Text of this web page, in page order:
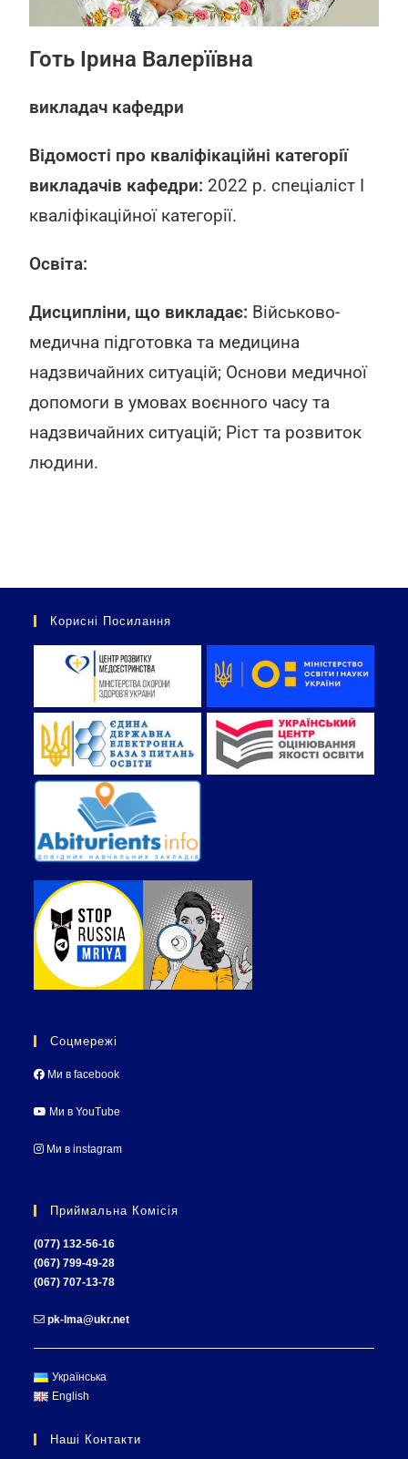
Готь Ірина Валерїївна
викладач кафедри
Відомості про кваліфікаційні категорії
викладачів кафедри: 2022 р. спеціаліст І
кваліфікаційної категорії.
Освіта:
Дисципліни, що викладає: Військово-
медична підготовка та медицина
надзвичайних ситуацій; Основи медичної
допомоги в умовах воєнного часу та
надзвичайних ситуацій; Ріст та розвиток
людини.
Корисні Посилання
Соцмережі
Ми в facebook
Ми в YouTube
Ми в instagram
Приймальна Комісія
(077) 132-56-16
(067) 799-49-28
(067) 707-13-78
pk-lma@ukr.net
Українська
English
Наші Контакти